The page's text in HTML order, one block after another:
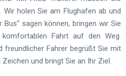
holen Sie am Flughafen ab und
Bus“ sagen können, bringen wir Sie
Fahrt auf den Weg.
freundlicher Fahrer begrüßt Sie mit
und bringt Sie an Ihr Ziel.